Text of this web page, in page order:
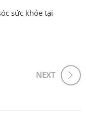
sức khỏe tại
NEXT